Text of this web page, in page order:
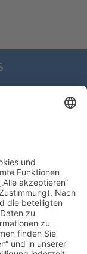
07626/237 | E-
um den
Aktivitäten
durch und
zu, um